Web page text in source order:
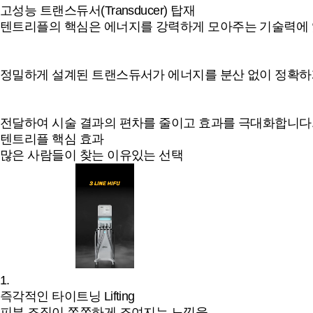
고성능 트랜스듀서(Transducer) 탑재
텐트리플의 핵심은 에너지를 강력하게 모아주는 기술력에
정밀하게 설계된 트랜스듀서가 에너지를 분산 없이 정확
전달하여 시술 결과의 편차를 줄이고 효과를 극대화합니
텐트리플 핵심 효과
많은 사람들이 찾는 이유있는 선택
1.
즉각적인 타이트닝 Lifting